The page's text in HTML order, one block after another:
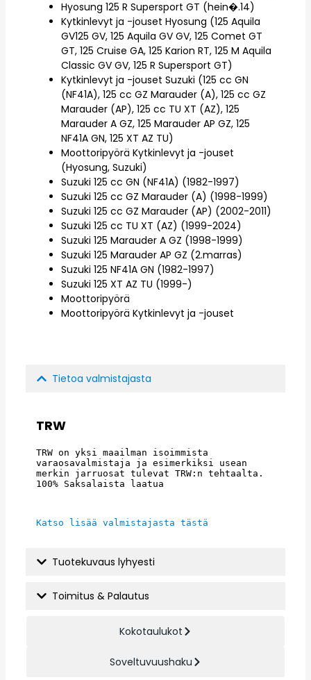
Hyosung 125 R Supersport GT (hein�.14)
Kytkinlevyt ja -jouset Hyosung (125 Aquila
GV125 GV, 125 Aquila GV GV, 125 Comet GT
GT, 125 Cruise GA, 125 Karion RT, 125 M Aquila
Classic GV GV, 125 R Supersport GT)
Kytkinlevyt ja -jouset Suzuki (125 cc GN
(NF41A), 125 cc GZ Marauder (A), 125 cc GZ
Marauder (AP), 125 cc TU XT (AZ), 125
Marauder A GZ, 125 Marauder AP GZ, 125
NF41A GN, 125 XT AZ TU)
Moottoripyörä Kytkinlevyt ja -jouset
(Hyosung, Suzuki)
Suzuki 125 cc GN (NF41A) (1982-1997)
Suzuki 125 cc GZ Marauder (A) (1998-1999)
Suzuki 125 cc GZ Marauder (AP) (2002-2011)
Suzuki 125 cc TU XT (AZ) (1999-2024)
Suzuki 125 Marauder A GZ (1998-1999)
Suzuki 125 Marauder AP GZ (2.marras)
Suzuki 125 NF41A GN (1982-1997)
Suzuki 125 XT AZ TU (1999-)
Moottoripyörä
Moottoripyörä Kytkinlevyt ja -jouset
Tietoa valmistajasta
TRW
TRW on yksi maailman isoimmista
varaosavalmistaja ja esimerkiksi usean
merkin jarruosat tulevat TRW:n tehtaalta.
100% Saksalaista laatua
Katso lisää valmistajasta tästä
Tuotekuvaus lyhyesti
Toimitus & Palautus
Kokotaulukot
Soveltuvuushaku